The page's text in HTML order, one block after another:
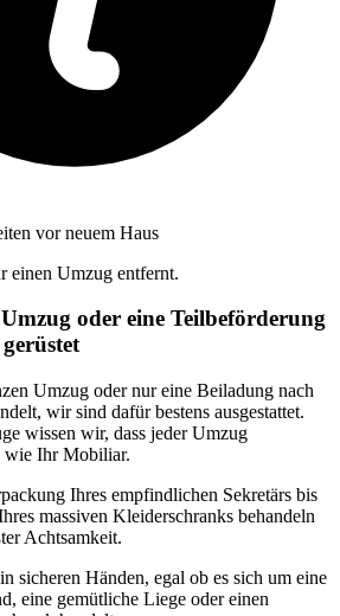
vor neuem Haus
einen Umzug entfernt.
oder eine Teilbeförderung
Umzug oder nur eine Beiladung nach
wir sind dafür bestens ausgestattet.
wissen wir, dass jeder Umzug
wie Ihr Mobiliar.
Ihres empfindlichen Sekretärs bis
massiven Kleiderschranks behandeln
Achtsamkeit.
sicheren Händen, egal ob es sich um eine
eine gemütliche Liege oder einen